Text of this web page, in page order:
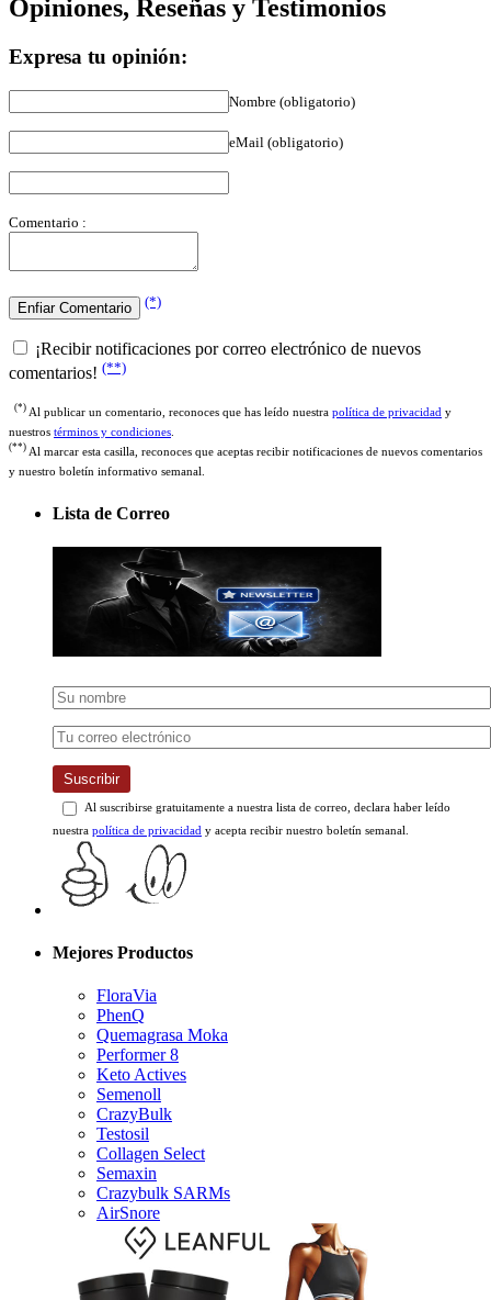
comentarios!(**)
nuestrostérminos y condiciones.
Al marcar esta casilla, reconoces que aceptas recibir notificaciones de nuevos comentarios
y nuestro boletín informativo semanal.
Al suscribirse gratuitamente a nuestra lista de correo, declara haber leído
nuestrapolítica de privacidady acepta recibir nuestro boletín semanal.
PhenQ
Quemagrasa Moka
Performer 8
Keto Actives
Semenoll
CrazyBulk
Testosil
Collagen Select
Semaxin
Crazybulk SARMs
AirSnore